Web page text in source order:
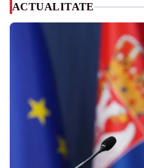
ACTUALITATE